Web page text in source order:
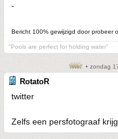
-
Bericht 100% gewijzigd door probeer
"Pools are perfect for holding water"
• zondag
RotatoR
twitter
Zelfs een persfotograaf